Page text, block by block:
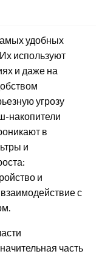
удобных
используют
и даже на
угрозу
накопители
в
и
и
с
часть